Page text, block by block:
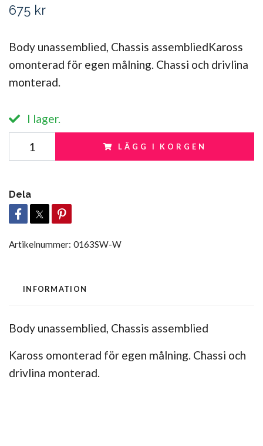
675 kr
Body unassemblied, Chassis assembliedKaross
omonterad för egen målning. Chassi och drivlina
monterad.
I lager.
LÄGG I KORGEN
Dela
Artikelnummer: 0163SW-W
INFORMATION
Body unassemblied, Chassis assemblied
Kaross omonterad för egen målning. Chassi och
drivlina monterad.